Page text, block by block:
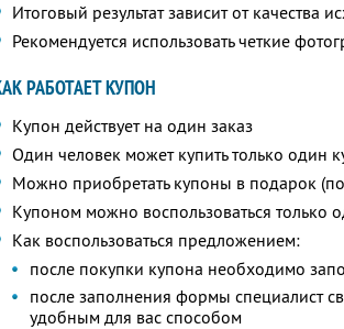
Итоговый результат зависит от качества
Рекомендуется использовать четкие
РАБОТАЕТ КУПОН
Купон действует на один заказ
Один человек может купить только один
Можно приобретать купоны в подарок
Купоном можно воспользоваться только
Как воспользоваться предложением:
после покупки купона необходимо
после заполнения формы специалист
удобным для вас способом